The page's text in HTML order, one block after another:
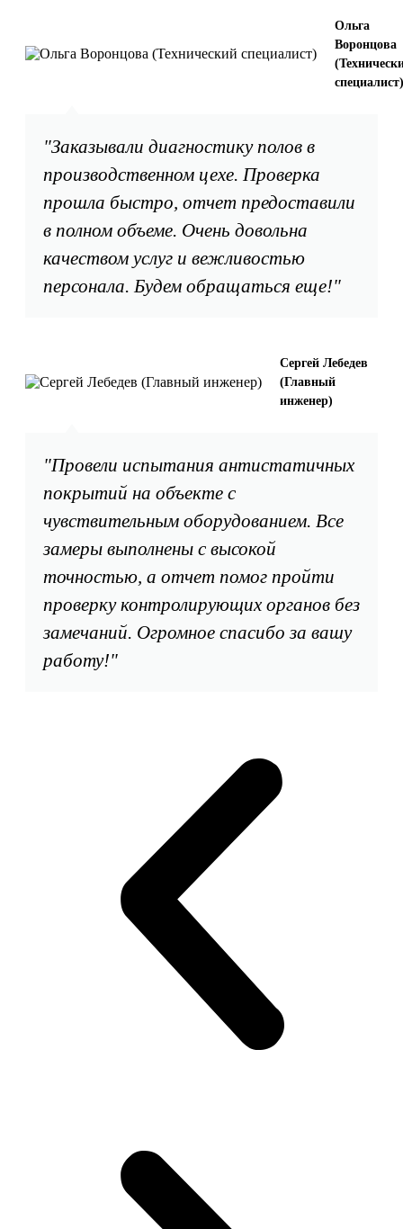
"Заказывали диагностику полов в
производственном цехе. Проверка
прошла быстро, отчет предоставили
в полном объеме. Очень довольна
качеством услуг и вежливостью
персонала. Будем обращаться еще!"
Ольга
Воронцова
специалист)
"Провели испытания антистатичных
покрытий на объекте с
чувствительным оборудованием. Все
замеры выполнены с высокой
точностью, а отчет помог пройти
проверку контролирующих органов без
замечаний. Огромное спасибо за вашу
работу!"
Сергей Лебедев
(Главный
инженер)